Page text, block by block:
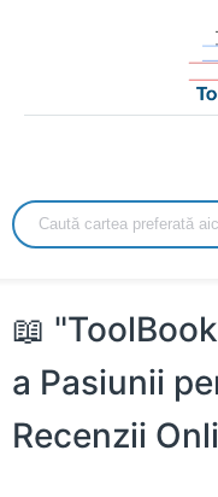
📖
a Pasiunii
Recenzii